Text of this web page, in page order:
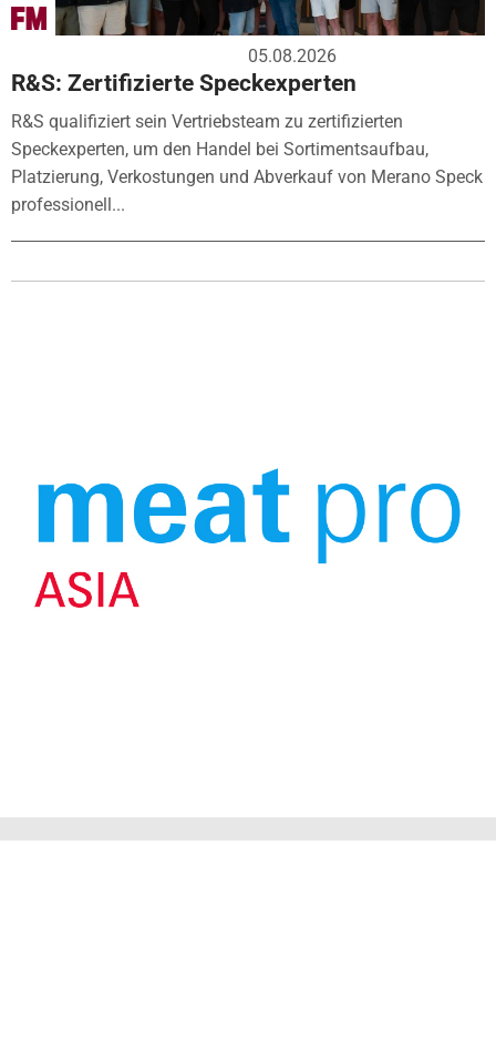
05.08.2026
R&S: Zertifizierte Speckexperten
R&S qualifiziert sein Vertriebsteam zu zertifizierten
Speckexperten, um den Handel bei Sortimentsaufbau,
Platzierung, Verkostungen und Abverkauf von Merano Speck
professionell...